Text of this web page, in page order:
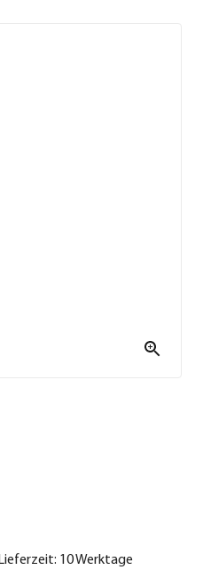
10 Werktage